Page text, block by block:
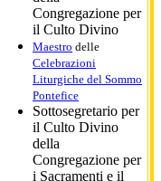
Congregazione per
il Culto Divino
Maestro delle
Celebrazioni
Liturgiche del Sommo
Pontefice
Sottosegretario per
il Culto Divino
della
Congregazione per
i Sacramenti e il